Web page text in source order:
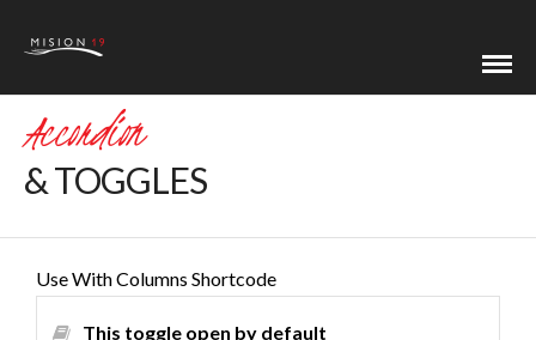
Accordion
& TOGGLES
Use With Columns Shortcode
This toggle open by default